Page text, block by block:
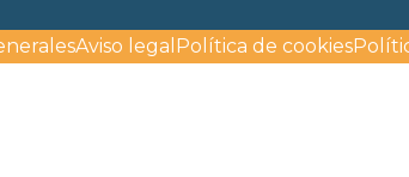
Aviso legal Política de cookies